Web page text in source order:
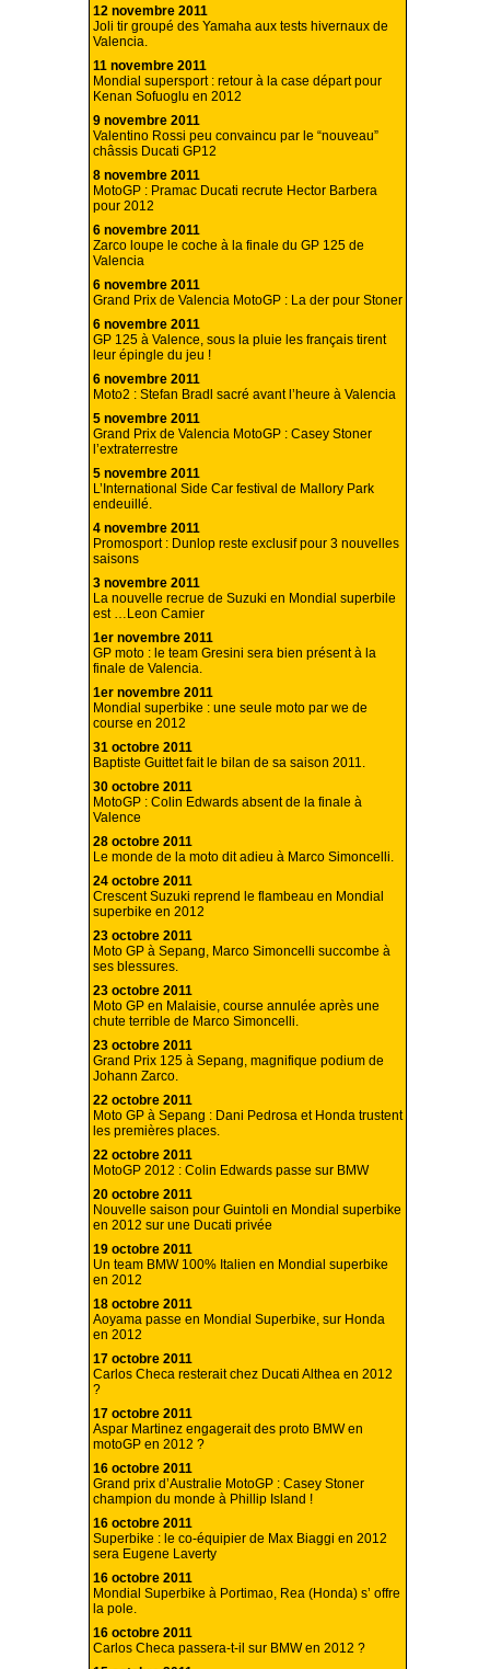
12 novembre 2011
Joli tir groupé des Yamaha aux tests hivernaux de
Valencia.
11 novembre 2011
Mondial supersport : retour à la case départ pour
Kenan Sofuoglu en 2012
9 novembre 2011
Valentino Rossi peu convaincu par le “nouveau”
châssis Ducati GP12
8 novembre 2011
MotoGP : Pramac Ducati recrute Hector Barbera
pour 2012
6 novembre 2011
Zarco loupe le coche à la finale du GP 125 de
Valencia
6 novembre 2011
Grand Prix de Valencia MotoGP : La der pour Stoner
6 novembre 2011
GP 125 à Valence, sous la pluie les français tirent
leur épingle du jeu !
6 novembre 2011
Moto2 : Stefan Bradl sacré avant l’heure à Valencia
5 novembre 2011
Grand Prix de Valencia MotoGP : Casey Stoner
l’extraterrestre
5 novembre 2011
L’International Side Car festival de Mallory Park
endeuillé.
4 novembre 2011
Promosport : Dunlop reste exclusif pour 3 nouvelles
saisons
3 novembre 2011
La nouvelle recrue de Suzuki en Mondial superbile
est …Leon Camier
1er novembre 2011
GP moto : le team Gresini sera bien présent à la
finale de Valencia.
1er novembre 2011
Mondial superbike : une seule moto par we de
course en 2012
31 octobre 2011
Baptiste Guittet fait le bilan de sa saison 2011.
30 octobre 2011
MotoGP : Colin Edwards absent de la finale à
Valence
28 octobre 2011
Le monde de la moto dit adieu à Marco Simoncelli.
24 octobre 2011
Crescent Suzuki reprend le flambeau en Mondial
superbike en 2012
23 octobre 2011
Moto GP à Sepang, Marco Simoncelli succombe à
ses blessures.
23 octobre 2011
Moto GP en Malaisie, course annulée après une
chute terrible de Marco Simoncelli.
23 octobre 2011
Grand Prix 125 à Sepang, magnifique podium de
Johann Zarco.
22 octobre 2011
Moto GP à Sepang : Dani Pedrosa et Honda trustent
les premières places.
22 octobre 2011
MotoGP 2012 : Colin Edwards passe sur BMW
20 octobre 2011
Nouvelle saison pour Guintoli en Mondial superbike
en 2012 sur une Ducati privée
19 octobre 2011
Un team BMW 100% Italien en Mondial superbike
en 2012
18 octobre 2011
Aoyama passe en Mondial Superbike, sur Honda
en 2012
17 octobre 2011
Carlos Checa resterait chez Ducati Althea en 2012
?
17 octobre 2011
Aspar Martinez engagerait des proto BMW en
motoGP en 2012 ?
16 octobre 2011
Grand prix d’Australie MotoGP : Casey Stoner
champion du monde à Phillip Island !
16 octobre 2011
Superbike : le co-équipier de Max Biaggi en 2012
sera Eugene Laverty
16 octobre 2011
Mondial Superbike à Portimao, Rea (Honda) s’ offre
la pole.
16 octobre 2011
Carlos Checa passera-t-il sur BMW en 2012 ?